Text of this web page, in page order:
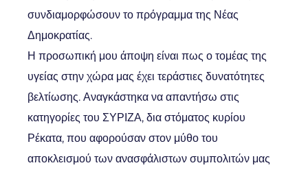
συνδιαμορφώσουν το πρόγραμμα της Νέας
Δημοκρατίας.
Η προσωπική μου άποψη είναι πως ο τομέας της
υγείας στην χώρα μας έχει τεράστιες δυνατότητες
βελτίωσης. Αναγκάστηκα να απαντήσω στις
κατηγορίες του ΣΥΡΙΖΑ, δια στόματος κυρίου
Ρέκατα, που αφορούσαν στον μύθο του
αποκλεισμού των ανασφάλιστων συμπολιτών μας